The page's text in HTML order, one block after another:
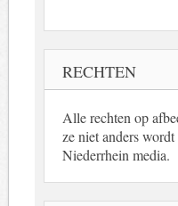
RECHTEN
Alle rechten op
ze niet anders
Niederrhein media.